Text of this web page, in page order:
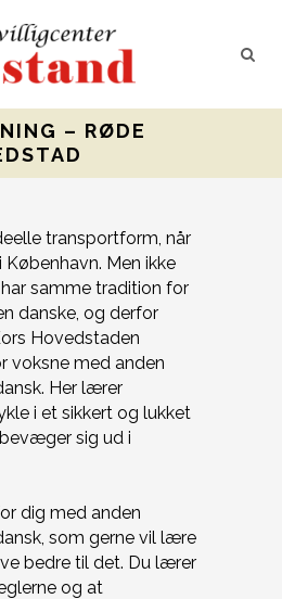
– RØDE
transportform, når
Men ikke
samme tradition for
danske, og derfor
Hovedstaden
voksne med anden
Her lærer
i et sikkert og lukket
sig ud i
dig med anden
som gerne vil lære
bedre til det. Du lærer
og at